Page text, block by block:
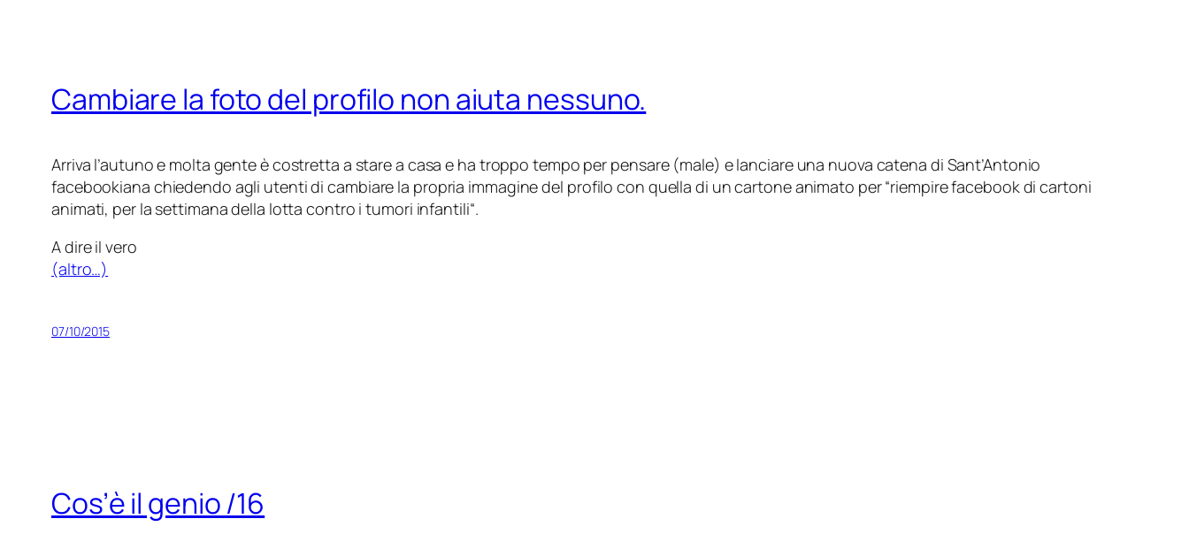
Cambiare la foto del profilo non aiuta nessuno.
Arriva l’autuno e molta gente è costretta a stare a casa e ha troppo tempo per pensare (male) e lanciare una nuova catena di Sant’Antonio
facebookiana chiedendo agli utenti di cambiare la propria immagine del profilo con quella di un cartone animato per “riempire facebook di cartoni
animati, per la settimana della lotta contro i tumori infantili“.
A dire il vero
(altro…)
07/10/2015
Cos’è il genio /16